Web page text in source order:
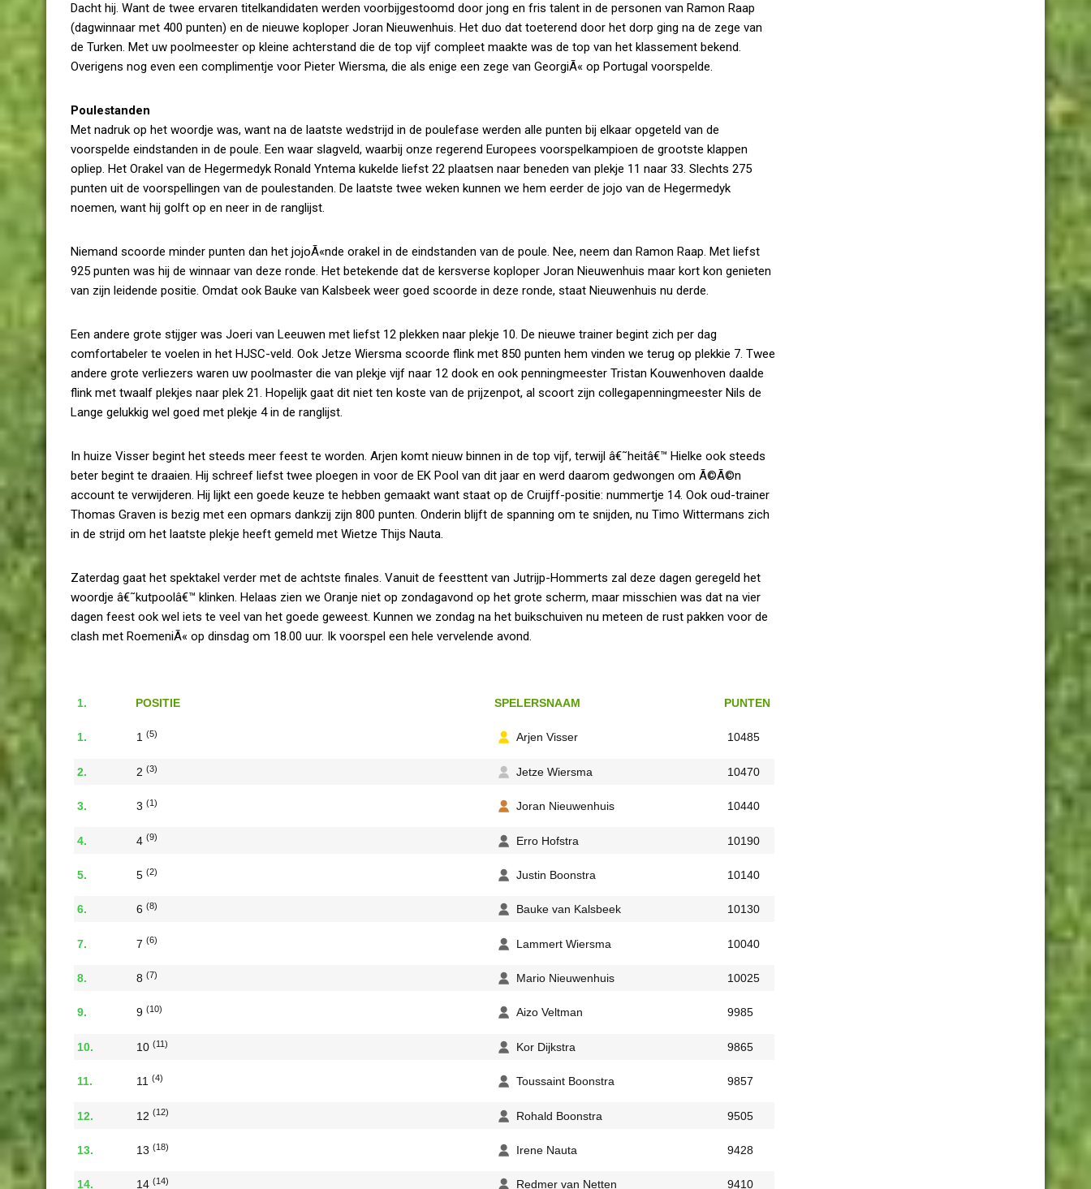
Dacht hij. Want de twee ervaren titelkandidaten werden voorbijgestoomd door jong en fris talent in de personen van Ramon Raap
(dagwinnaar met 400 punten) en de nieuwe koploper Joran Nieuwenhuis. Het duo dat toeterend door het dorp ging na de zege van
de Turken. Met uw poolmeester op kleine achterstand die de top vijf compleet maakte was de top van het klassement bekend.
Overigens nog even een complimentje voor Pieter Wiersma, die als enige een zege van GeorgiÃ« op Portugal voorspelde.
Poulestanden
Met nadruk op het woordje was, want na de laatste wedstrijd in de poulefase werden alle punten bij elkaar opgeteld van de
voorspelde eindstanden in de poule. Een waar slagveld, waarbij onze regerend Europees voorspelkampioen de grootste klappen
opliep. Het Orakel van de Hegermedyk Ronald Yntema kukelde liefst 22 plaatsen naar beneden van plekje 11 naar 33. Slechts 275
punten uit de voorspellingen van de poulestanden. De laatste twee weken kunnen we hem eerder de jojo van de Hegermedyk
noemen, want hij golft op en neer in de ranglijst.
Niemand scoorde minder punten dan het jojoÃ«nde orakel in de eindstanden van de poule. Nee, neem dan Ramon Raap. Met liefst
925 punten was hij de winnaar van deze ronde. Het betekende dat de kersverse koploper Joran Nieuwenhuis maar kort kon genieten
van zijn leidende positie. Omdat ook Bauke van Kalsbeek weer goed scoorde in deze ronde, staat Nieuwenhuis nu derde.
Een andere grote stijger was Joeri van Leeuwen met liefst 12 plekken naar plekje 10. De nieuwe trainer begint zich per dag
comfortabeler te voelen in het HJSC-veld. Ook Jetze Wiersma scoorde flink met 850 punten hem vinden we terug op plekkie 7. Twee
andere grote verliezers waren uw poolmaster die van plekje vijf naar 12 dook en ook penningmeester Tristan Kouwenhoven daalde
flink met twaalf plekjes naar plek 21. Hopelijk gaat dit niet ten koste van de prijzenpot, al scoort zijn collegapenningmeester Nils de
Lange gelukkig wel goed met plekje 4 in de ranglijst.
In huize Visser begint het steeds meer feest te worden. Arjen komt nieuw binnen in de top vijf, terwijl â€˜heitâ€™ Hielke ook steeds
beter begint te draaien. Hij schreef liefst twee ploegen in voor de EK Pool van dit jaar en werd daarom gedwongen om Ã©Ã©n
account te verwijderen. Hij lijkt een goede keuze te hebben gemaakt want staat op de Cruijff-positie: nummertje 14. Ook oud-trainer
Thomas Graven is bezig met een opmars dankzij zijn 800 punten. Onderin blijft de spanning om te snijden, nu Timo Wittermans zich
in de strijd om het laatste plekje heeft gemeld met Wietze Thijs Nauta.
Zaterdag gaat het spektakel verder met de achtste finales. Vanuit de feesttent van Jutrijp-Hommerts zal deze dagen geregeld het
woordje â€˜kutpoolâ€™ klinken. Helaas zien we Oranje niet op zondagavond op het grote scherm, maar misschien was dat na vier
dagen feest ook wel iets te veel van het goede geweest. Kunnen we zondag na het buikschuiven nu meteen de rust pakken voor de
clash met RoemeniÃ« op dinsdag om 18.00 uur. Ik voorspel een hele vervelende avond.
POSITIE SPELERSNAAM PUNTEN
1 (5) Arjen Visser 10485
2 (3) Jetze Wiersma 10470
3 (1) Joran Nieuwenhuis 10440
4 (9) Erro Hofstra 10190
5 (2) Justin Boonstra 10140
6 (8) Bauke van Kalsbeek 10130
7 (6) Lammert Wiersma 10040
8 (7) Mario Nieuwenhuis 10025
9 (10) Aizo Veltman 9985
10 (11) Kor Dijkstra 9865
11 (4) Toussaint Boonstra 9857
12 (12) Rohald Boonstra 9505
13 (18) Irene Nauta 9428
14 (14) Redmer van Netten 9410